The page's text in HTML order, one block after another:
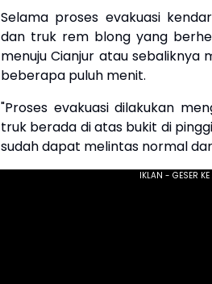
Selama proses evakuasi
dan truk rem blong yang
menuju Cianjur atau sebaliknya
beberapa puluh menit.
"Proses evakuasi dilakukan
truk berada di atas bukit di
sudah dapat melintas normal